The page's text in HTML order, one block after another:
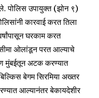
पोलिस उपायुक्त (झोन ९)
कारवाई करत तिला
घरकाम करत
ओलांडून परत आल्याचे
मुंबईतून अटक करण्यात
बेगम सिरमिया अख्तर
आल्यानंतर बेकायदेशीर